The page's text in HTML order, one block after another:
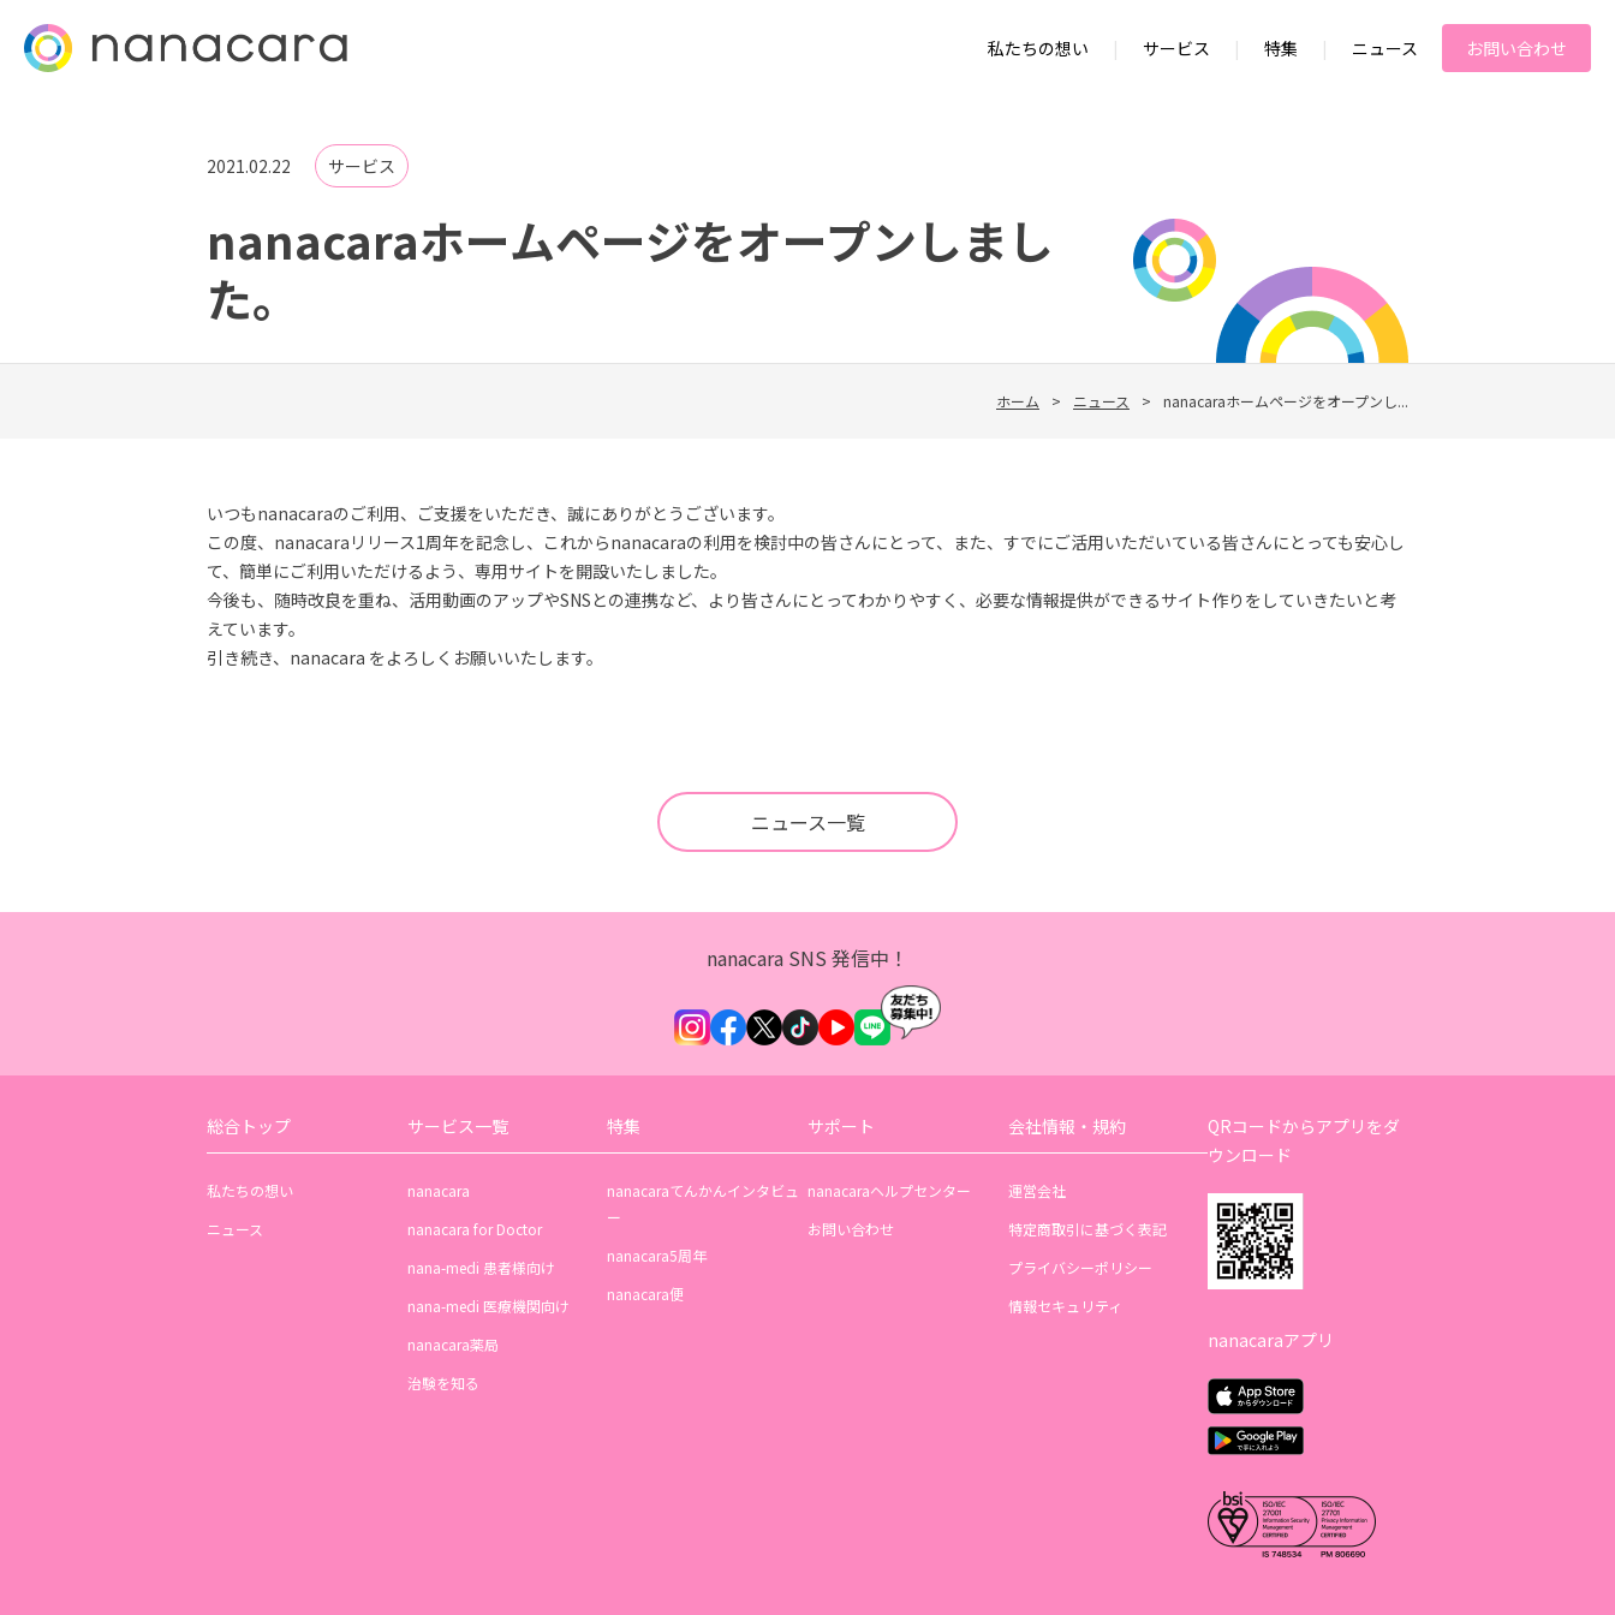
私たちの想い | サービス | 特集 | ニュース お問い合わせ
2021.02.22 サービス
nanacaraホームページをオープンしまし
た。
ホーム > ニュース > nanacaraホームページをオープンし...
いつもnanacaraのご利用、ご支援をいただき、誠にありがとうございます。
この度、nanacaraリリース1周年を記念し、これからnanacaraの利用を検討中の皆さんにとって、また、すでにご活用いただいている皆さんにとっても安心し
て、簡単にご利用いただけるよう、専用サイトを開設いたしました。
今後も、随時改良を重ね、活用動画のアップやSNSとの連携など、より皆さんにとってわかりやすく、必要な情報提供ができるサイト作りをしていきたいと考
えています。
引き続き、nanacara をよろしくお願いいたします。
ニュース一覧
nanacara SNS 発信中！
総合トップ
私たちの想い
ニュース
サービス一覧
nanacara
nanacara for Doctor
nana-medi 患者様向け
nana-medi 医療機関向け
nanacara薬局
治験を知る
特集
nanacaraてんかんインタビュ
ー
nanacara5周年
nanacara便
サポート
nanacaraヘルプセンター
お問い合わせ
会社情報・規約
運営会社
特定商取引に基づく表記
プライバシーポリシー
情報セキュリティ
QRコードからアプリをダ
ウンロード
nanacaraアプリ